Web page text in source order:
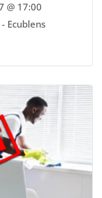
@ 17:00
Ecublens